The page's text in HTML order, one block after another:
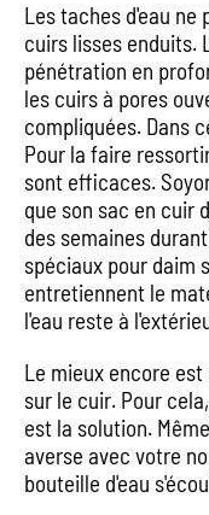
Les taches d'eau ne
cuirs lisses enduits.
pénétration en
les cuirs à pores
compliquées. Dans
Pour la faire
sont efficaces.
que son sac en cuir
des semaines
spéciaux pour daim
entretiennent le
l'eau reste à
Le mieux encore
sur le cuir. Pour
est la solution.
averse avec votre
bouteille d'eau